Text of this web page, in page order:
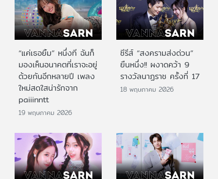
“แค่เธอยิ้ม” หนึ่งที ฉันก็
มองเห็นอนาคตที่เราจะอยู่
ด้วยกันอีกหลายปี เพลง
ใหม่สดใสน่ารักจาก
paiiinntt
19 พฤษภาคม 2026
ซีรีส์ “สงครามส่งด่วน”
ยืนหนึ่ง!! ผงาดคว้า 9
รางวัลนาฏราช ครั้งที่ 17
18 พฤษภาคม 2026